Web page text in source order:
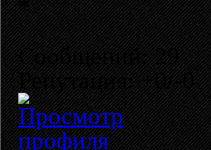
Сообщений: 29
Репутация: +0/-0